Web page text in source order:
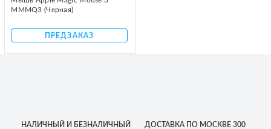
MMMQ3 (Черная)
ПРЕДЗАКАЗ
НАЛИЧНЫЙ И БЕЗНАЛИЧНЫЙ ДОСТАВКАПО МОСКВЕ 300